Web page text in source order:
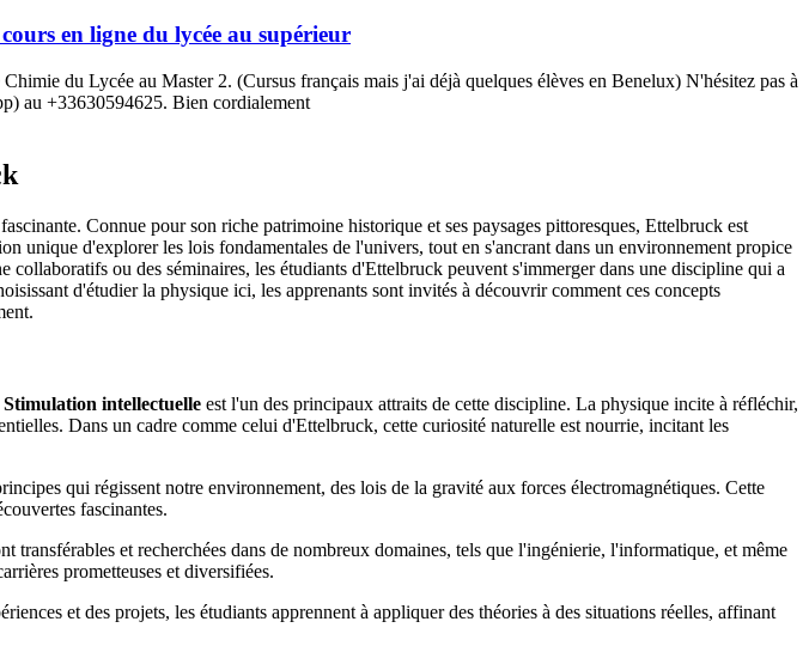
en ligne du lycée au supérieur
du Lycée au Master 2. (Cursus français mais j'ai déjà quelques élèves en Benelux) N'hésitez pas à
au +33630594625. Bien cordialement
Connue pour son riche patrimoine historique et ses paysages pittoresques, Ettelbruck est
unique d'explorer les lois fondamentales de l'univers, tout en s'ancrant dans un environnement propice
collaboratifs ou des séminaires, les étudiants d'Ettelbruck peuvent s'immerger dans une discipline qui a
d'étudier la physique ici, les apprenants sont invités à découvrir comment ces concepts
Stimulation intellectuelle est l'un des principaux attraits de cette discipline. La physique incite à réfléchir,
Dans un cadre comme celui d'Ettelbruck, cette curiosité naturelle est nourrie, incitant les
qui régissent notre environnement, des lois de la gravité aux forces électromagnétiques. Cette
fascinantes.
transférables et recherchées dans de nombreux domaines, tels que l'ingénierie, l'informatique, et même
prometteuses et diversifiées.
et des projets, les étudiants apprennent à appliquer des théories à des situations réelles, affinant